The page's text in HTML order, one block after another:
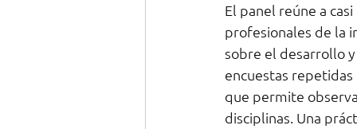
El panel reúne a
profesionales de la
sobre el desarrollo
encuestas
que permite
disciplinas. Una